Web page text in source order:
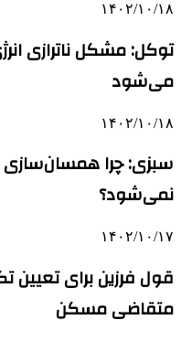
۱۴۰۲/۱۰/۱۸
توکل: مشکل ناترازی
می‌شود
۱۴۰۲/۱۰/۱۸
سبزی: چرا همسان‌سازی
نمی‌شود؟
۱۴۰۲/۱۰/۱۷
متقاضی مسکن